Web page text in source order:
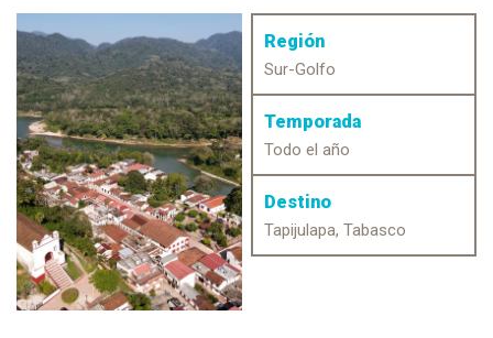
Región
Sur-Golfo
Temporada
Todo el año
Destino
Tapijulapa, Tabasco